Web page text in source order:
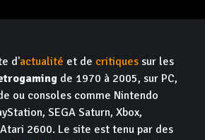
d'actualité et de critiques sur les
de 1970 à 2005, sur PC,
ou consoles comme Nintendo
SEGA Saturn, Xbox,
2600. Le site est tenu par des